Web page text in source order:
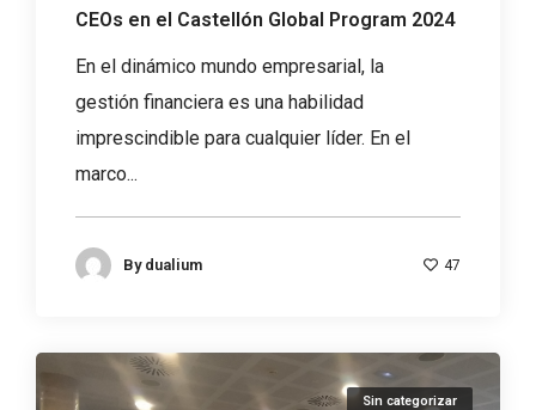
CEOs en el Castellón Global Program 2024
En el dinámico mundo empresarial, la
gestión financiera es una habilidad
imprescindible para cualquier líder. En el
marco...
By dualium 47
Sin categorizar